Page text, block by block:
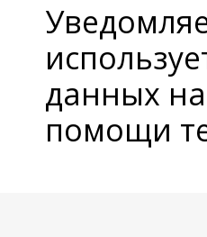
данных
помощи